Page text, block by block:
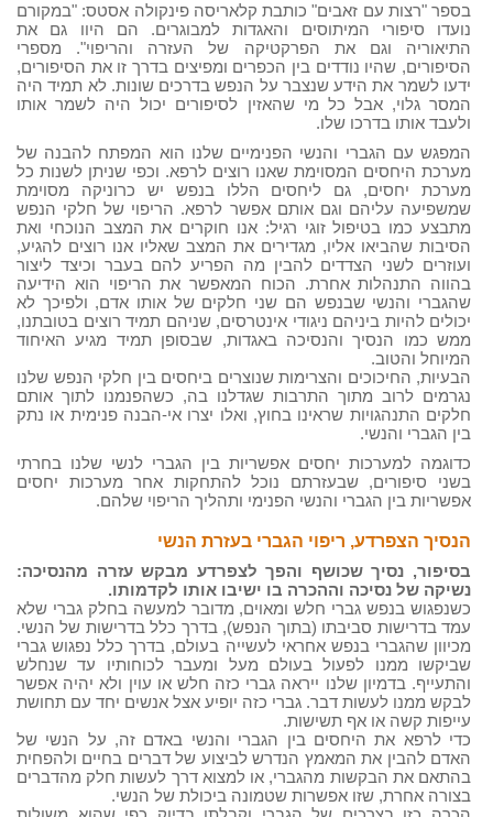
בספר "רצות עם זאבים" כותבת קלאריסה פינקולה אסטס: "במקורם
נועדו סיפורי המיתוסים והאגדות למבוגרים. הם היוו גם את
התיאוריה וגם את הפרקטיקה של העזרה והריפוי". מספרי
הסיפורים, שהיו נודדים בין הכפרים ומפיצים בדרך זו את הסיפורים,
ידעו לשמר את הידע שנצבר על הנפש בדרכים שונות. לא תמיד היה
המסר גלוי, אבל כל מי שהאזין לסיפורים יכול היה לשמר אותו
ולעבד אותו בדרכו שלו.
המפגש עם הגברי והנשי הפנימיים שלנו הוא המפתח להבנה של
מערכת היחסים המסוימת שאנו רוצים לרפא. וכפי שניתן לשנות כל
מערכת יחסים, גם ליחסים הללו בנפש יש כרוניקה מסוימת
שמשפיעה עליהם וגם אותם אפשר לרפא. הריפוי של חלקי הנפש
מתבצע כמו בטיפול זוגי רגיל: אנו חוקרים את המצב הנוכחי ואת
הסיבות שהביאו אליו, מגדירים את המצב שאליו אנו רוצים להגיע,
ועוזרים לשני הצדדים להבין מה הפריע להם בעבר וכיצד ליצור
בהווה התנהלות אחרת. הכוח המאפשר את הריפוי הוא הידיעה
שהגברי והנשי שבנפש הם שני חלקים של אותו אדם, ולפיכך לא
יכולים להיות ביניהם ניגודי אינטרסים, שניהם תמיד רוצים בטובתנו,
ממש כמו הנסיך והנסיכה באגדות, שבסופן תמיד מגיע האיחוד
המיוחל והטוב.
הבעיות, החיכוכים והצרימות שנוצרים ביחסים בין חלקי הנפש שלנו
נגרמים לרוב מתוך התרבות שגדלנו בה, כשהפנמנו לתוך אותם
חלקים התנהגויות שראינו בחוץ, ואלו יצרו אי-הבנה פנימית או נתק
בין הגברי והנשי.
כדוגמה למערכות יחסים אפשריות בין הגברי לנשי שלנו בחרתי
בשני סיפורים, שבעזרתם נוכל להתחקות אחר מערכות יחסים
אפשריות בין הגברי והנשי הפנימי ותהליך הריפוי שלהם.
הנסיך הצפרדע, ריפוי הגברי בעזרת הנשי
בסיפור, נסיך שכושף והפך לצפרדע מבקש עזרה מהנסיכה:
נשיקה של נסיכה וההכרה בו ישיבו אותו לקדמותו.
כשנפגוש בנפש גברי חלש ומאוים, מדובר למעשה בחלק גברי שלא
עמד בדרישות סביבתו (בתוך הנפש), בדרך כלל בדרישות של הנשי.
מכיוון שהגברי בנפש אחראי לעשייה בעולם, בדרך כלל נפגוש גברי
שביקשו ממנו לפעול בעולם מעל ומעבר לכוחותיו עד שנחלש
והתעייף. בדמיון שלנו ייראה גברי כזה חלש או עוין ולא יהיה אפשר
לבקש ממנו לעשות דבר. גברי כזה יופיע אצל אנשים יחד עם תחושת
עייפות קשה או אף תשישות.
כדי לרפא את היחסים בין הגברי והנשי באדם זה, על הנשי של
האדם להבין את המאמץ הנדרש לביצוע של דברים בחיים ולהפחית
בהתאם את הבקשות מהגברי, או למצוא דרך לעשות חלק מהדברים
בצורה אחרת, שזו אפשרות שטמונה ביכולת של הנשי.